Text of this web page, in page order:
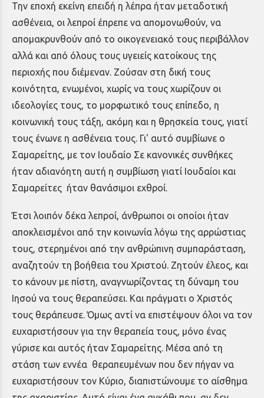
Την εποχή εκείνη επειδή η λέπρα ήταν μεταδοτική
ασθένεια, οι λεπροί έπρεπε να απομονωθούν, να
απομακρυνθούν από το οικογενειακό τους περιβάλλον
αλλά και από όλους τους υγειείς κατοίκους της
περιοχής που διέμεναν. Ζούσαν στη δική τους
κοινότητα, ενωμένοι, χωρίς να τους χωρίζουν οι
ιδεολογίες τους, το μορφωτικό τους επίπεδο, η
κοινωνική τους τάξη, ακόμη και η θρησκεία τους, γιατί
τους ένωνε η ασθένεια τους. Γι' αυτό συμβίωνε ο
Σαμαρείτης, με τον Ιουδαίο Σε κανονικές συνθήκες
ήταν αδιανόητη αυτή η συμβίωση γιατί Ιουδαίοι και
Σαμαρείτες ήταν θανάσιμοι εχθροί.
Έτσι λοιπόν δέκα λεπροί, άνθρωποι οι οποίοι ήταν
αποκλεισμένοι από την κοινωνία λόγω της αρρώστιας
τους, στερημένοι από την ανθρώπινη συμπαράσταση,
αναζητούν τη βοήθεια του Χριστού. Ζητούν έλεος, και
το κάνουν με πίστη, αναγνωρίζοντας τη δύναμη του
Ιησού να τους θεραπεύσει. Και πράγματι ο Χριστός
τους θεράπευσε. Όμως αντί να επιστέψουν όλοι να τον
ευχαριστήσουν για την θεραπεία τους, μόνο ένας
γύρισε και αυτός ήταν Σαμαρείτης. Μέσα από τη
στάση των εννέα θεραπευμένων που δεν πήγαν να
ευχαριστήσουν τον Κύριο, διαπιστώνουμε το αίσθημα